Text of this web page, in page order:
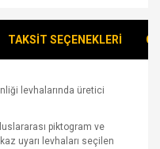
TAKSİT SEÇENEKLERİ
levhalarında üretici
piktogram ve
uyarı levhaları seçilen